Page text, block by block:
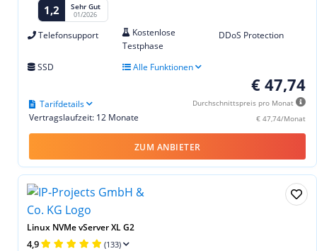
1,2 Sehr Gut
01/2026
Telefonsupport
Kostenlose
Testphase
DDoS Protection
SSD Alle Funktionen
€ 47,74
Durchschnittspreis pro Monat
€ 47,74/Monat
Vertragslaufzeit: 12 Monate
Tarifdetails
ZUM ANBIETER
Linux NVMe vServer XL G2
4,9 (133)